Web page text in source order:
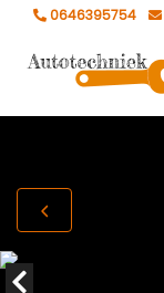
0646395754